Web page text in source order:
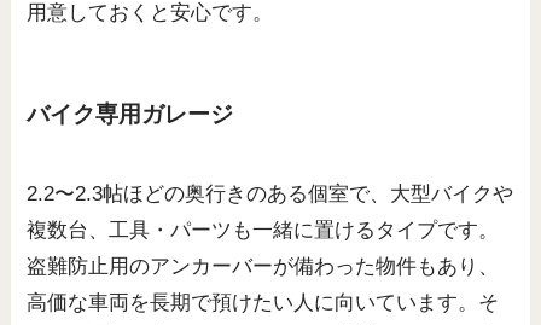
用意しておくと安心です。
バイク専用ガレージ
2.2〜2.3帖ほどの奥行きのある個室で、大型バイクや
複数台、工具・パーツも一緒に置けるタイプです。
盗難防止用のアンカーバーが備わった物件もあり、
高価な車両を長期で預けたい人に向いています。そ